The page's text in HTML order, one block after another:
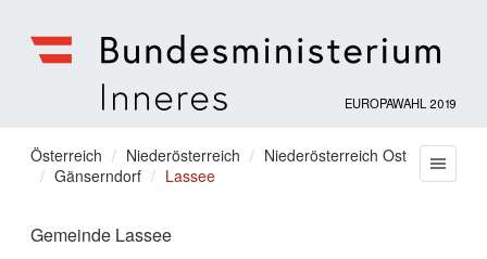
für
Inneres
EUROPAWAHL 2019
Sie
befinden
hier:
Österreich Niederösterreich
Niederösterreich Ost
Gänserndorf
Lassee
Gemeinde Lassee